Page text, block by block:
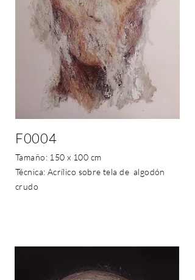
Tamaño: 150 x 100 cm
Técnica: Acrílico sobre tela de algodón
crudo
F0004